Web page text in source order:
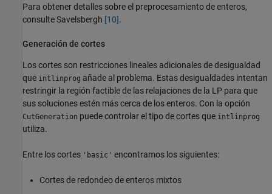
Para obtener detalles sobre el preprocesamiento de enteros,
consulte Savelsbergh [10].
Generación de cortes
Los cortes son restricciones lineales adicionales de desigualdad
que intlinprog añade al problema. Estas desigualdades intentan
restringir la región factible de las relajaciones de la LP para que
sus soluciones estén más cerca de los enteros. Con la opción
CutGeneration puede controlar el tipo de cortes que intlinprog
utiliza.
Entre los cortes 'basic' encontramos los siguientes:
Cortes de redondeo de enteros mixtos